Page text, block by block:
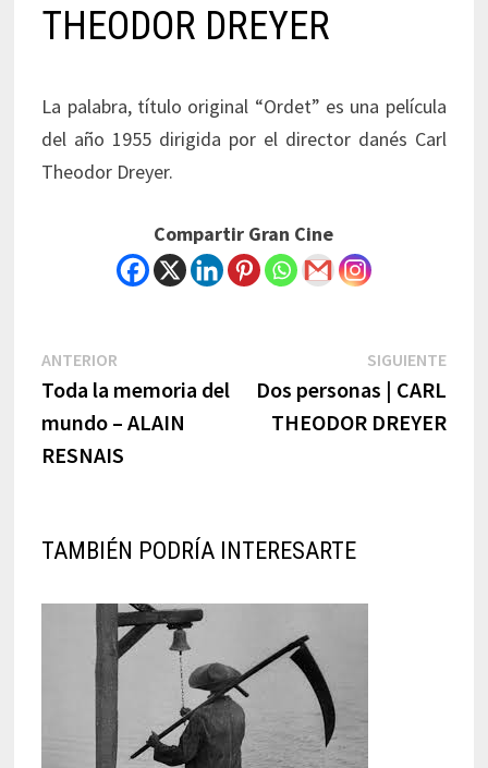
THEODOR DREYER
La palabra, título original “Ordet” es una película
del año 1955 dirigida por el director danés Carl
Theodor Dreyer.
Compartir Gran Cine
Navegación
de
entradas
ANTERIOR
post:
Toda la memoria del
mundo – ALAIN
RESNAIS
SIGUIENTENext
Dos personas | CARL
THEODOR DREYER
TAMBIÉN PODRÍA INTERESARTE